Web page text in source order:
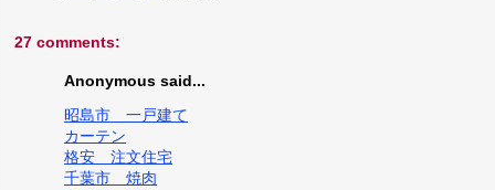
27 comments:
Anonymous said...
昭島市 一戸建て
カーテン
格安 注文住宅
千葉市 焼肉